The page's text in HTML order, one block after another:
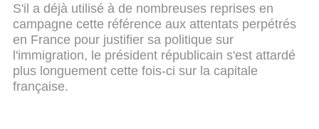
S'il a déjà utilisé à de nombreuses reprises en
campagne cette référence aux attentats perpétrés
en France pour justifier sa politique sur
l'immigration, le président républicain s'est attardé
plus longuement cette fois-ci sur la capitale
française.